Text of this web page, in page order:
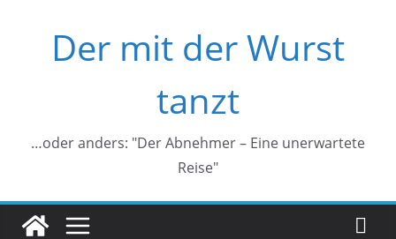
springenDer mit der Wurst
tanzt
…oder anders: "Der Abnehmer – Eine unerwartete
Reise"